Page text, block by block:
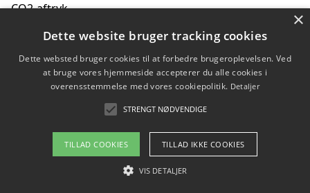
CO2-aftryk
Hvordan nyheder om CO2-udledning påvirker vores
hverdag
Om / kontakt
Blog Betingelser
×
Dette website bruger tracking cookies
Dette websted bruger cookies til at forbedre brugeroplevelsen. Ved
at bruge vores hjemmeside accepterer du alle cookies i
overensstemmelse med vores cookiepolitik. Detaljer
STRENGT NØDVENDIGE
TILLAD COOKIES TILLAD IKKE COOKIES
VIS DETALJER